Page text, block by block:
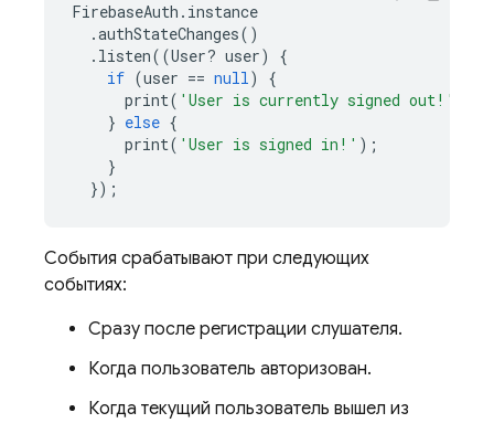
FirebaseAuth . instance
.authStateChanges()
. listen((User? user)
{
if (user == null)
{
print( 'User is currently signed out!'
} else {
print( 'User is signed in!' );
}
});
События срабатывают при следующих
событиях:
Сразу после регистрации слушателя.
Когда пользователь авторизован.
Когда текущий пользователь вышел из